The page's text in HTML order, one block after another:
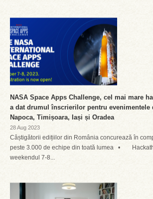
NASA Space Apps Challenge, cel mai mare
a dat drumul înscrierilor pentru evenimentele
Napoca, Timișoara, Iași și Oradea
28 Aug 2023
Câștigătorii edițiilor din România concurează în
peste 3.000 de echipe din toată lumea •
weekendul 7-8...